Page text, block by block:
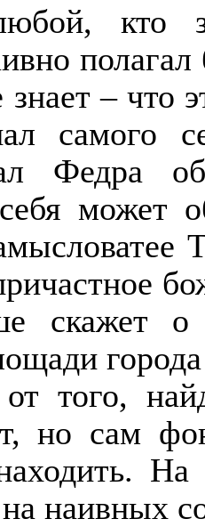
– что
самого
Федра
может
скажет о
от того,
но сам
На
наивных